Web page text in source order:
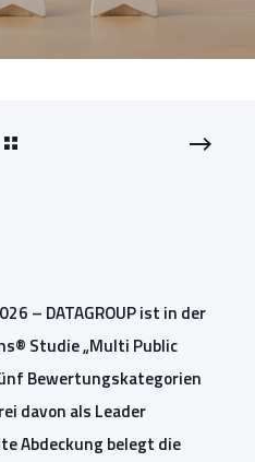
– DATAGROUP ist in der
Studie „Multi Public
Bewertungskategorien
davon als Leader
Abdeckung belegt die